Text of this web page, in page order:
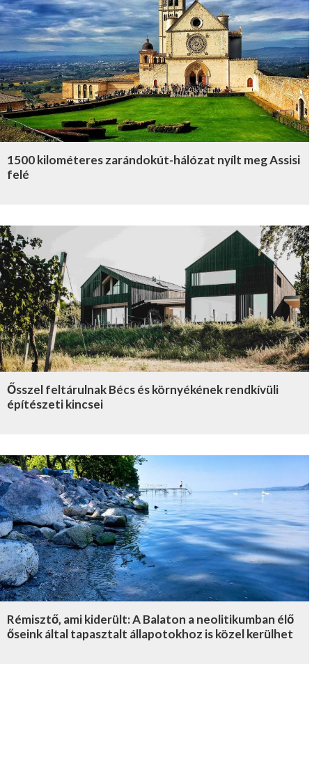
1500 kilométeres zarándokút-hálózat nyílt meg Assisi
felé
Ősszel feltárulnak Bécs és környékének rendkívüli
építészeti kincsei
Rémisztő, ami kiderült: A Balaton a neolitikumban élő
őseink által tapasztalt állapotokhoz is közel kerülhet